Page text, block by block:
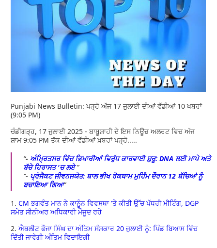
Punjabi News Bulletin: ਪੜ੍ਹੋ ਅੱਜ 17 ਜੁਲਾਈ ਦੀਆਂ ਵੱਡੀਆਂ 10 ਖਬਰਾਂ
(9:05 PM)
ਚੰਡੀਗੜ੍ਹ, 17 ਜੁਲਾਈ 2025 - ਬਾਬੂਸ਼ਾਹੀ ਦੇ ਇਸ ਨਿਊਜ਼ ਅਲਰਟ ਵਿਚ ਅੱਜ
ਸ਼ਾਮ 9:05 PM ਤੱਕ ਦੀਆਂ ਵੱਡੀਆਂ ਖ਼ਬਰਾਂ ਪੜ੍ਹੋ.....
- ਅੰਮ੍ਰਿਤਸਰ ਵਿੱਚ ਭਿਖਾਰੀਆਂ ਵਿਰੁੱਧ ਕਾਰਵਾਈ ਸ਼ੁਰੂ: DNA ਲਈ ਮਾਪੇ ਅਤੇ
ਬੱਚੇ ਹਿਰਾਸਤ 'ਚ ਲਏ
- ਪ੍ਰੋਜੈਕਟ ਜੀਵਨਜਯੋਤ: ਬਾਲ ਭੀਖ ਰੋਕਥਾਮ ਮੁਹਿੰਮ ਦੌਰਾਨ 12 ਬੱਚਿਆਂ ਨੂੰ
ਬਚਾਇਆ ਗਿਆ
1.CM ਭਗਵੰਤ ਮਾਨ ਨੇ ਕਾਨੂੰਨ ਵਿਵਸਥਾ 'ਤੇ ਕੀਤੀ ਉੱਚ ਪੱਧਰੀ ਮੀਟਿੰਗ, DGP
ਸਮੇਤ ਸੀਨੀਅਰ ਅਧਿਕਾਰੀ ਮੌਜੂਦ ਰਹੇ
2.ਐਥਲੀਟ ਫੌਜਾ ਸਿੰਘ ਦਾ ਅੰਤਿਮ ਸੰਸਕਾਰ 20 ਜੁਲਾਈ ਨੂੰ: ਪਿੰਡ ਬਿਆਸ ਵਿੱਚ
ਦਿੱਤੀ ਜਾਵੇਗੀ ਅੰਤਿਮ ਵਿਦਾਇਗੀ